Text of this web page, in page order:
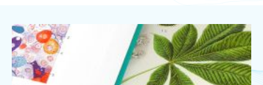
Nährstoff-Lexikon